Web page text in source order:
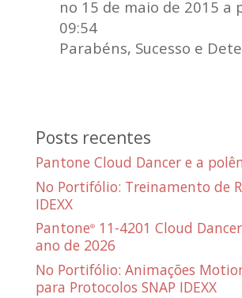
no 15 de maio de 2015 a
09:54
Parabéns, Sucesso e
Posts recentes
Pantone Cloud Dancer e a
No Portifólio: Treinamento de
IDEXX
Pantone®11-4201 Cloud
ano de 2026
No Portifólio: Animações
para Protocolos SNAP IDEXX